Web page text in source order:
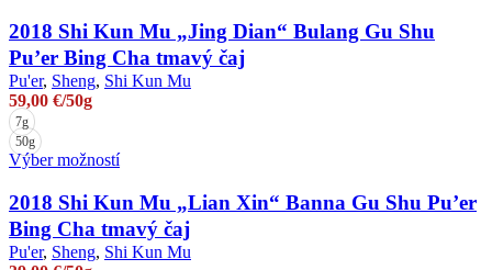
2018 Shi Kun Mu „Jing Dian“ Bulang Gu Shu
Pu’er Bing Cha tmavý čaj
Pu'er, Sheng, Shi Kun Mu
59,00 €/50g
7g
50g
Výber možnostíTento
má
viacero
variantov.
Možnosti
2018 Shi Kun Mu „Lian Xin“ Banna Gu Shu Pu’er
Bing Cha tmavý čaj
Pu'er, Sheng, Shi Kun Mu